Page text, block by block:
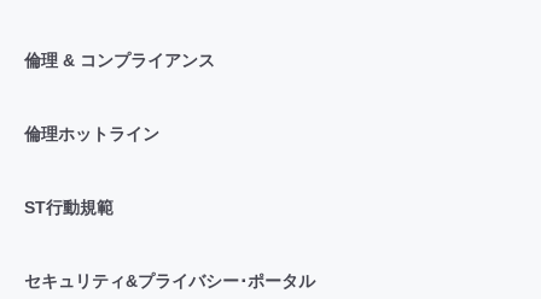
倫理 & コンプライアンス
倫理ホットライン
ST行動規範
セキュリティ&プライバシー･ポータル